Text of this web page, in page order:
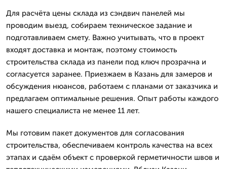
Для расчёта цены склада из сэндвич панелей мы
проводим выезд, собираем техническое задание и
подготавливаем смету. Важно учитывать, что в проект
входят доставка и монтаж, поэтому стоимость
строительства склада из панели под ключ прозрачна и
согласуется заранее. Приезжаем в Казань для замеров и
обсуждения нюансов, работаем с планами от заказчика и
предлагаем оптимальные решения. Опыт работы каждого
нашего специалиста не менее 11 лет.
Мы готовим пакет документов для согласования
строительства, обеспечиваем контроль качества на всех
этапах и сдаём объект с проверкой герметичности швов и